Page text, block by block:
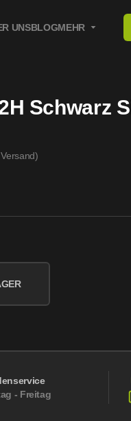
UNSBLOGMEHR
Schwarz
)
- Freitag